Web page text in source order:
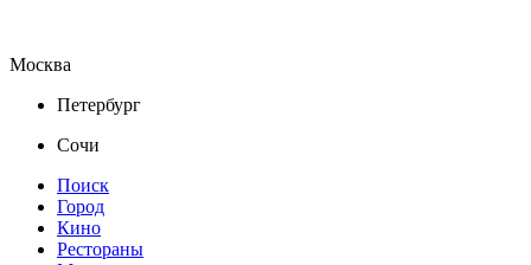
Москва
Петербург
Сочи
Поиск
Город
Кино
Рестораны